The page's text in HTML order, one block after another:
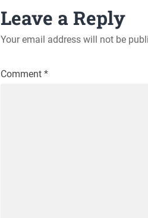
Leave a Reply
Your email address will not be
Comment *